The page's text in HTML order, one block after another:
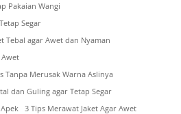
Pakaian Wangi
Segar
Tebal agar Awet dan Nyaman
Awet
Tanpa Merusak Warna Aslinya
dan Guling agar Tetap Segar
3 Tips Merawat Jaket Agar Awet